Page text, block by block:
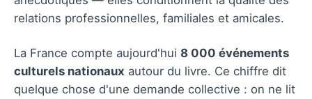
relations professionnelles, familiales et amicales.
La France compte aujourd'hui 8 000 événements
culturels nationaux autour du livre. Ce chiffre dit
quelque chose d'une demande collective : on ne lit